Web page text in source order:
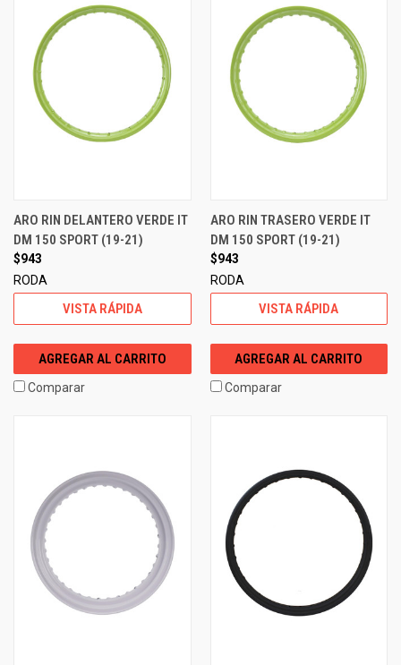
ARO RIN DELANTERO VERDE IT
DM 150 SPORT (19-21)
$943
RODA
VISTA RÁPIDA
AGREGAR AL CARRITO
Comparar
ARO RIN TRASERO VERDE IT
DM 150 SPORT (19-21)
$943
RODA
VISTA RÁPIDA
AGREGAR AL CARRITO
Comparar